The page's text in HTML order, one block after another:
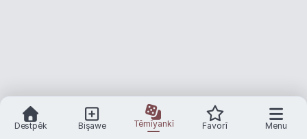
Destpêk Bişawe Têmîyankî Favorî Menu